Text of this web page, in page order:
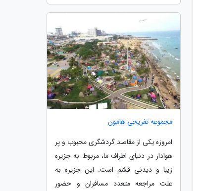
مجموعه تفریحی هامون
امروزه یکی از مقاصد گردشگری محبوب و پر
هوادار در دنیای اطراف ما، مربوط به جزیره
زیبا و دیدنی قشم است. این جزیره به
علت مراجعه متعدد مسافران و حضور